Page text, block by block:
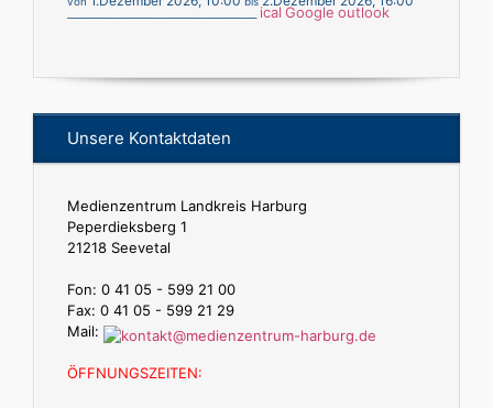
ical Google outlook
Unsere Kontaktdaten
Medienzentrum Landkreis Harburg
Peperdieksberg 1
21218 Seevetal
Fon: 0 41 05 - 599 21 00
Fax: 0 41 05 - 599 21 29
Mail:
ÖFFNUNGSZEITEN: